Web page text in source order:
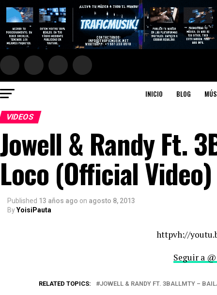
INICIO BLOG
VIDEOS
Jowell & Randy Ft.
Loco (Official Video)
Published 13 años ago on agosto 8, 2013
ByYoisiPauta
httpvh://
Seguir a
RELATED TOPICS: JOWELL & RANDY FT. 3BALLMTY –